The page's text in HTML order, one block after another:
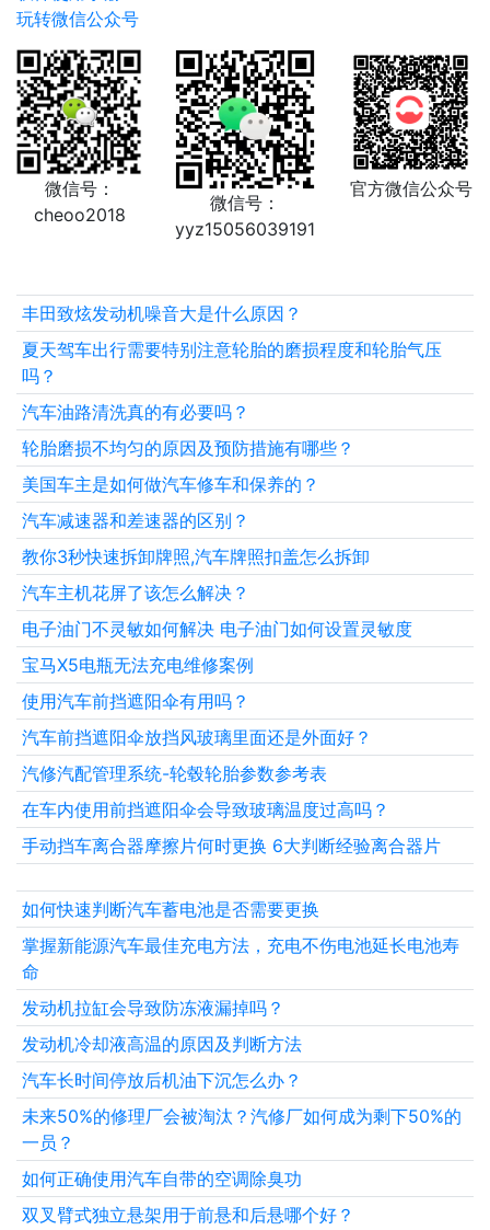
玩转微信公众号
微信号：
cheoo2018
微信号：
yyz15056039191
官方微信公众号
丰田致炫发动机噪音大是什么原因？
夏天驾车出行需要特别注意轮胎的磨损程度和轮胎气压
吗？
汽车油路清洗真的有必要吗？
轮胎磨损不均匀的原因及预防措施有哪些？
美国车主是如何做汽车修车和保养的？
汽车减速器和差速器的区别？
教你3秒快速拆卸牌照,汽车牌照扣盖怎么拆卸
汽车主机花屏了该怎么解决？
电子油门不灵敏如何解决 电子油门如何设置灵敏度
宝马X5电瓶无法充电维修案例
使用汽车前挡遮阳伞有用吗？
汽车前挡遮阳伞放挡风玻璃里面还是外面好？
汽修汽配管理系统-轮毂轮胎参数参考表
在车内使用前挡遮阳伞会导致玻璃温度过高吗？
手动挡车离合器摩擦片何时更换 6大判断经验离合器片
如何快速判断汽车蓄电池是否需要更换
掌握新能源汽车最佳充电方法，充电不伤电池延长电池寿
命
发动机拉缸会导致防冻液漏掉吗？
发动机冷却液高温的原因及判断方法
汽车长时间停放后机油下沉怎么办？
未来50%的修理厂会被淘汰？汽修厂如何成为剩下50%的
一员？
如何正确使用汽车自带的空调除臭功
双叉臂式独立悬架用于前悬和后悬哪个好？